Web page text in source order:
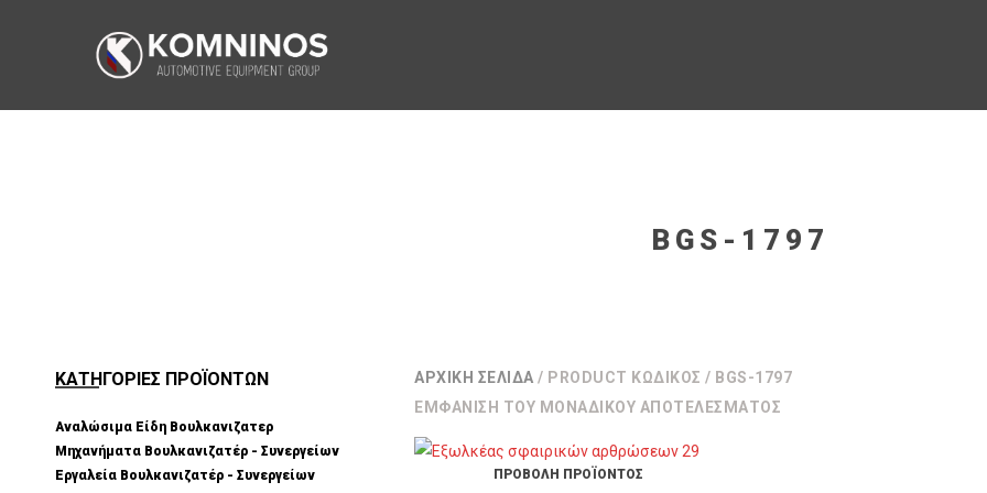
BGS-1797
ΑΡΧΙΚΉ ΣΕΛΊΔΑ / PRODUCT ΚΩΔΙΚΌΣ / BGS-1797
ΕΜΦΆΝΙΣΗ ΤΟΥ ΜΟΝΑΔΙΚΟΎ ΑΠΟΤΕΛΈΣΜΑΤΟΣ
ΠΡΟΒΟΛΉ ΠΡΟΪΌΝΤΟΣ
ΚΑΤΗΓΟΡΙΕΣ ΠΡΟΪΟΝΤΩΝ
Αναλώσιμα Είδη Βουλκανιζατερ
Μηχανήματα Βουλκανιζατέρ - Συνεργείων
Εργαλεία Βουλκανιζατέρ - Συνεργείων